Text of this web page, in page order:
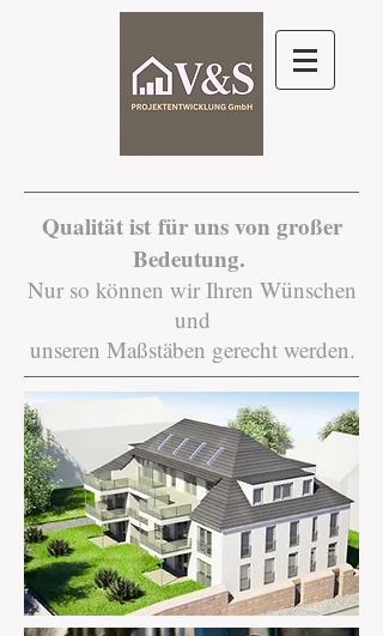
Qualität ist für uns von großer
Bedeutung.
Nur so können wir Ihren Wünschen
und
unseren Maßstäben gerecht werden.